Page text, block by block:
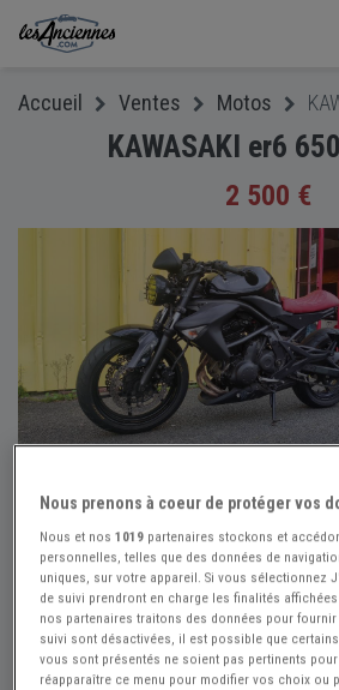
Accueil Ventes Motos
KAWASAKI er6
2 500 €
Réf : A857750 Actualisée le : 04/08/2026
KAWASAKI er6 650 -
Créer une alerte KAWASAKI er6
Nous prenons à coeur de protéger vos
Nous et nos1019 partenaires stockons et
personnelles, telles que des données de
uniques, sur votre appareil. Si vous sélectionnez
de suivi prendront en charge les finalités
nos partenaires traitons des données pour
suivi sont désactivées, il est possible que
vous sont présentés ne soient pas pertinents
réapparaître ce menu pour modifier vos choix ou